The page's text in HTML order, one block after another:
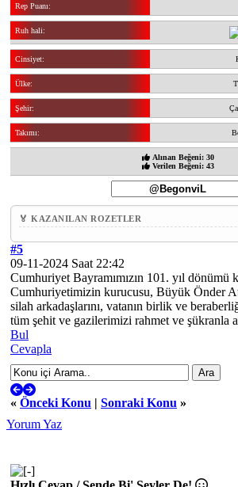
Rep Puanı:
Ruh hali:
Cinsiyet:
Ülke:
Şehir:
Takımı:
Alınan Beğeni: 30
Verilen Beğeni: 43
🏅 KAZANILAN ROZETLER
#5
09-11-2024 Saat 22:42
Cumhuriyet Bayramımızın 101. yıl dönümü
Cumhuriyetimizin kurucusu, Büyük Önder
silah arkadaşlarını, vatanın birlik ve
tüm şehit ve gazilerimizi rahmet ve şükranla
Bul
Cevapla
« Önceki Konu | Sonraki Konu »
Yorum Yaz